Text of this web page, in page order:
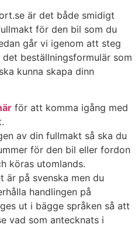
är det både smidigt
för den bil som du
går vi igenom att steg
beställningsformulär som
kunna skapa dinn
för att komma igång med
av din fullmakt så ska du
för den bil eller fordon
köras utomlands.
är på svenska men du
handlingen på
ut i bägge språken så att
vad som antecknats i